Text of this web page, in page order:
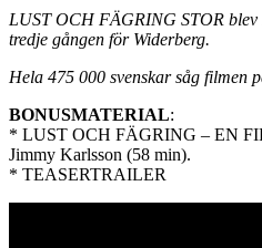
LUST OCH FÄGRING STOR blev
tredje gången för Widerberg.
Hela 475 000 svenskar såg filmen
BONUSMATERIAL:
* LUST OCH FÄGRING – EN
Jimmy Karlsson (58 min).
* TEASERTRAILER